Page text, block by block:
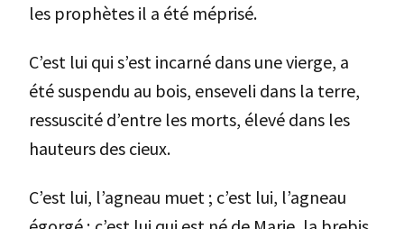
les prophètes il a été méprisé.
C’est lui qui s’est incarné dans une vierge, a
été suspendu au bois, enseveli dans la terre,
ressuscité d’entre les morts, élevé dans les
hauteurs des cieux.
C’est lui, l’agneau muet ; c’est lui, l’agneau